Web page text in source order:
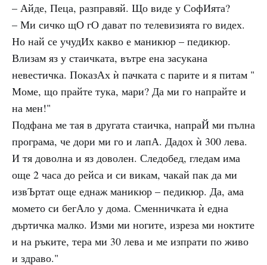
– Айде, Пеца, разправяй. Що виде у СофИята?
– Ми сичко щО гО дават по телевизията го видех.
Но най се учудИх какво е маникюр – педикюр.
Влизам яз у стаичката, вътре ена засукана
невестичка. ПоказАх ѝ пачката с парите и я питам "
Моме, що прайте тука, мари? Да ми го напрайте и
на мен!"
Подфана ме тая в другата стаичка, напраЙ ми пълна
програма, че дори ми го и лапА. Дадох ѝ 300 лева.
И тя доволна и яз доволен. Следобед, гледам има
още 2 часа до рейса и си викам, чакай пак да ми
извЪртат още еднаж маникюр – педикюр. Да, ама
момето си бегАло у дома. Сменничката ѝ една
дъртичка малко. Изми ми ногите, изреза ми ноктите
и на ръките, тера ми 30 лева и ме изпрати по живо
и здраво."